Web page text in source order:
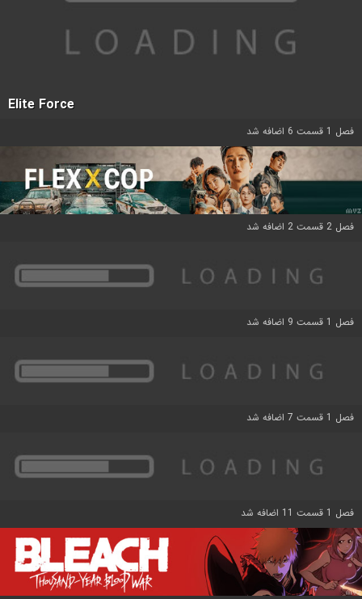
Elite Force
فصل 1 قسمت 6 اضافه شد
فصل 2 قسمت 2 اضافه شد
فصل 1 قسمت 9 اضافه شد
فصل 1 قسمت 7 اضافه شد
فصل 1 قسمت 11 اضافه شد